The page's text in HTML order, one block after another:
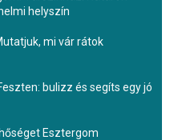
helyszín
mi vár rátok
bulizz és segíts egy jó
Esztergom